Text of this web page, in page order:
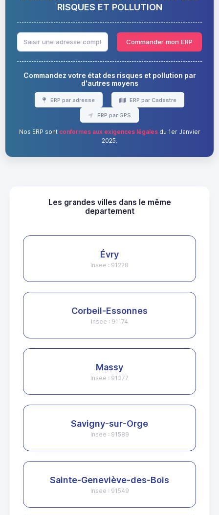
RISQUES ET POLLUTION
Commander mon ERP
Commandez votre état des risques et pollution par
d'autres moyens
ERP par adresse ERP par Cadastre
ERP par GPS
Nos ERP sont conformes aux exigences légalesdu 1er Janvier
2025.
Les grandes villes dans le même
departement
Évry
Insee : 91228
Corbeil-Essonnes
Insee : 91174
Massy
Insee : 91377
Savigny-sur-Orge
Insee : 91589
Sainte-Geneviève-des-Bois
Insee : 91549